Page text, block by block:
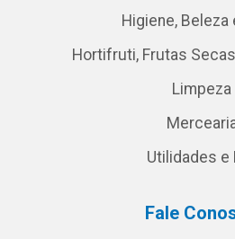
Higiene, Beleza
Hortifruti, Frutas
Limpeza
Utilidades e
Fale